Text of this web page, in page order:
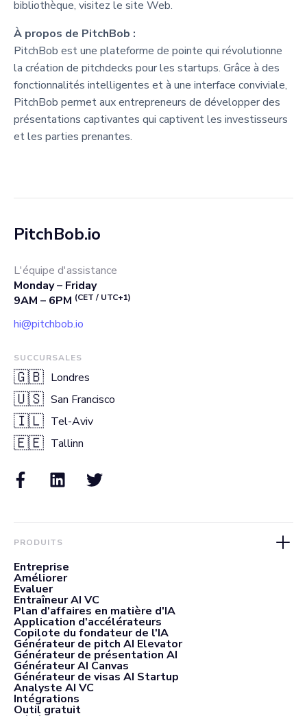
bibliothèque, visitez le site Web.
À propos de PitchBob :
PitchBob est une plateforme de pointe qui révolutionne
la création de pitchdecks pour les startups. Grâce à des
fonctionnalités intelligentes et à une interface conviviale,
PitchBob permet aux entrepreneurs de développer des
présentations captivantes qui captivent les investisseurs
et les parties prenantes.
PitchBob.io
L'équipe d'assistance
Monday – Friday
9AM – 6PM (CET / UTC+1)
hi@pitchbob.io
SUCCURSALES
🇬🇧 Londres
🇺🇸 San Francisco
🇮🇱 Tel-Aviv
🇪🇪 Tallinn
PRODUITS
Entreprise
Améliorer
Evaluer
Entraîneur AI VC
Plan d'affaires en matière d'IA
Application d'accélérateurs
Copilote du fondateur de l'IA
Générateur de pitch AI Elevator
Générateur de présentation AI
Générateur AI Canvas
Générateur de visas AI Startup
Analyste AI VC
Intégrations
Outil gratuit